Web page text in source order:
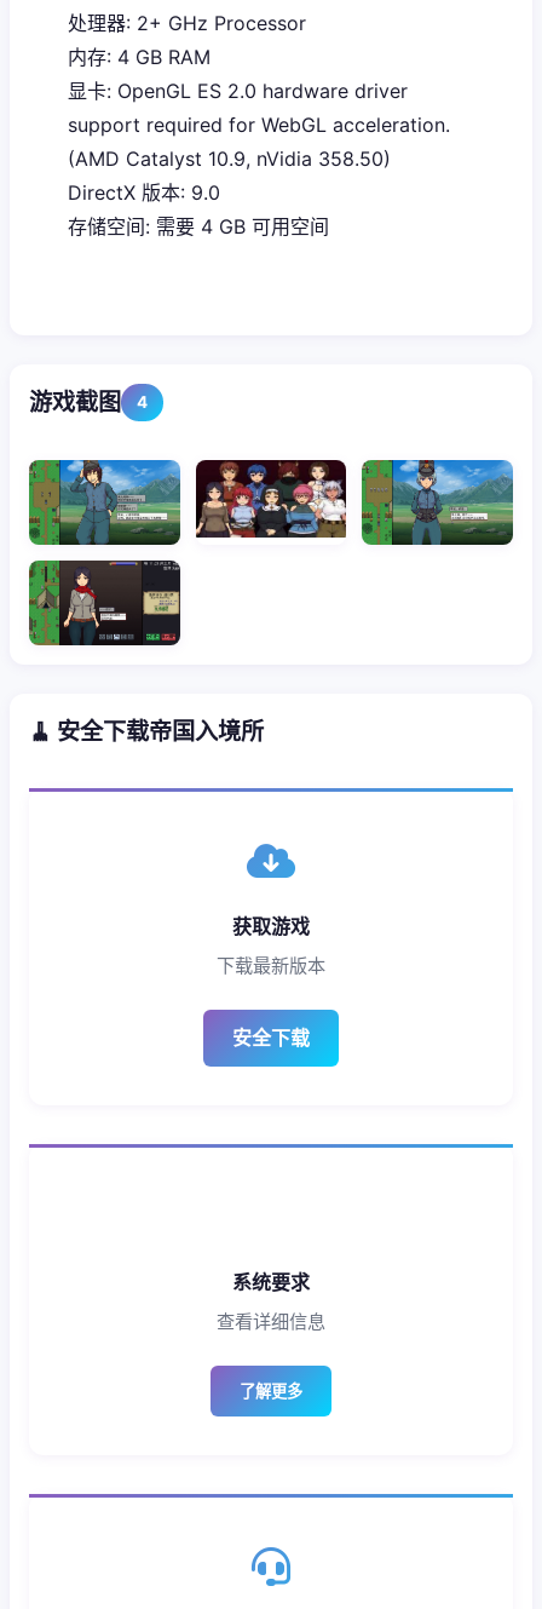
处理器: 2+ GHz Processor
内存: 4 GB RAM
显卡: OpenGL ES 2.0 hardware driver
support required for WebGL acceleration.
(AMD Catalyst 10.9, nVidia 358.50)
DirectX 版本: 9.0
存储空间: 需要 4 GB 可用空间
游戏截图 4
🧹 安全下载帝国入境所
获取游戏
下载最新版本
安全下载
系统要求
查看详细信息
了解更多